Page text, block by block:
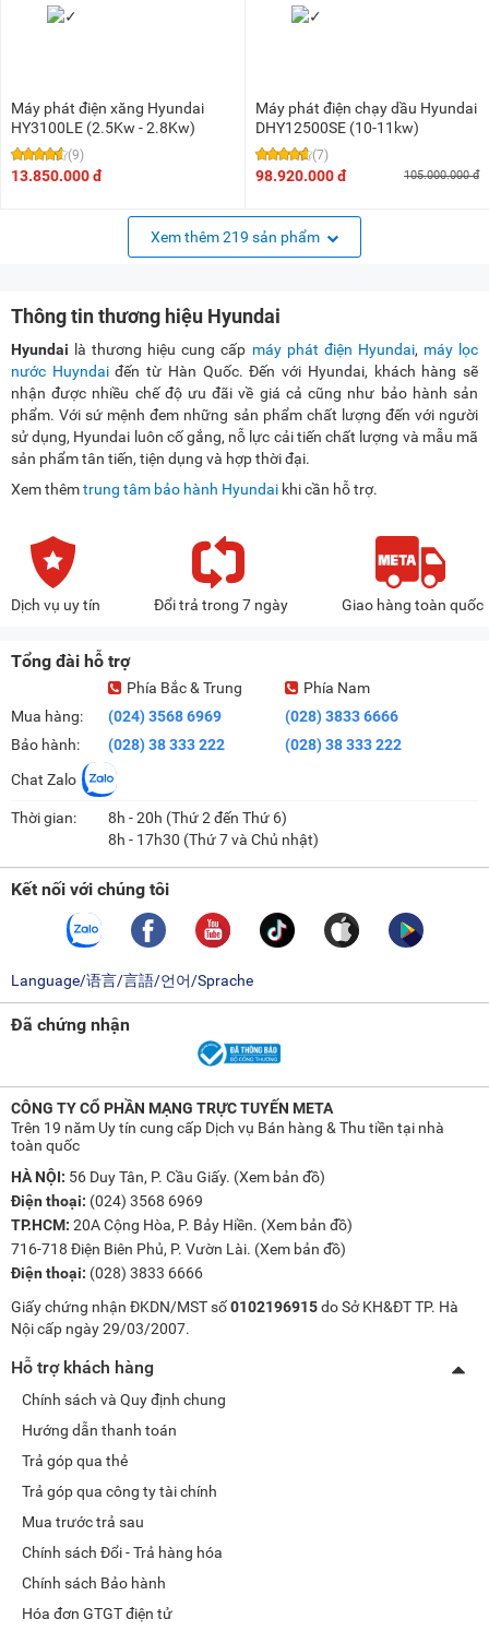
Máy phát điện xăng Hyundai
HY3100LE (2.5Kw - 2.8Kw)
(9)
13.850.000 đ
Máy phát điện chạy dầu Hyundai
DHY12500SE (10-11kw)
(7)
98.920.000 đ 105.000.000 đ
Xem thêm 219 sản phẩm
Thông tin thương hiệu Hyundai
Hyundai là thương hiệu cung cấp máy phát điện Hyundai, máy lọc
nước Huyndaiđến từ Hàn Quốc. Đến với Hyundai, khách hàng sẽ
nhận được nhiều chế độ ưu đãi về giá cả cũng như bảo hành sản
phẩm. Với sứ mệnh đem những sản phẩm chất lượng đến với người
sử dụng, Hyundai luôn cố gắng, nỗ lực cải tiến chất lượng và mẫu mã
sản phẩm tân tiến, tiện dụng và hợp thời đại.
Xem thêmtrung tâm bảo hành Hyundai khi cần hỗ trợ.
Dịch vụ uy tín Đổi trả trong 7 ngày Giao hàng toàn quốc
Tổng đài hỗ trợ
Mua hàng:
Bảo hành:
Phía Bắc & Trung
(024) 3568 6969
(028) 38 333 222
Phía Nam
(028) 3833 6666
(028) 38 333 222
Chat Zalo
Thời gian:
8h - 20h (Thứ 2 đến Thứ 6)
8h - 17h30 (Thứ 7 và Chủ nhật)
Kết nối với chúng tôi
Language/语言/言語/언어/Sprache
Đã chứng nhận
CÔNG TY CỔ PHẦN MẠNG TRỰC TUYẾN META
Trên 19 năm Uy tín cung cấp Dịch vụ Bán hàng & Thu tiền tại nhà
toàn quốc
HÀ NỘI: 56 Duy Tân, P. Cầu Giấy. (Xem bản đồ)
Điện thoại: (024) 3568 6969
TP.HCM: 20A Cộng Hòa, P. Bảy Hiền. (Xem bản đồ)
716-718 Điện Biên Phủ, P. Vườn Lài. (Xem bản đồ)
Điện thoại: (028) 3833 6666
Giấy chứng nhận ĐKDN/MST số0102196915do Sở KH&ĐT TP. Hà
Nội cấp ngày 29/03/2007.
Hỗ trợ khách hàng
Chính sách và Quy định chung
Hướng dẫn thanh toán
Trả góp qua thẻ
Trả góp qua công ty tài chính
Mua trước trả sau
Chính sách Đổi - Trả hàng hóa
Chính sách Bảo hành
Hóa đơn GTGT điện tử